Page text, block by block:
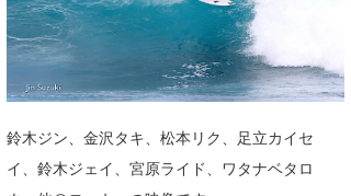
会員メニュー
今月のプレゼント
鈴木ジン、金沢タキ、松本リク、足立カイセ
イ、鈴木ジェイ、宮原ライド、ワタナベタロ
ショップ情報
湘南
千葉北
伊豆
ウラナミ
お知らせ
その他